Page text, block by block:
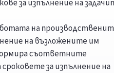
за изпълнение на
на
на възложените им
съответните
за изпълнение на